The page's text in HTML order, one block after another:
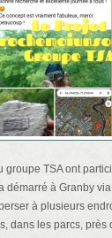
groupe TSA ont
démarré à Granby
à plusieurs
dans les parcs, près